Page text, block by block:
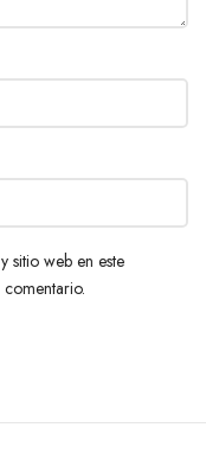
sitio web en este